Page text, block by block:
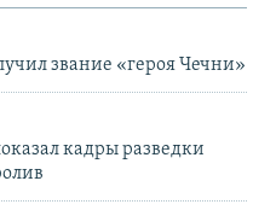
звание «героя Чечни»
кадры разведки